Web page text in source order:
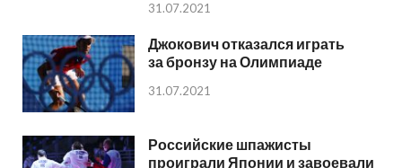
31.07.2021
Джокович отказался играть
за бронзу на Олимпиаде
31.07.2021
Российские шпажисты
проиграли Японии и завоевали